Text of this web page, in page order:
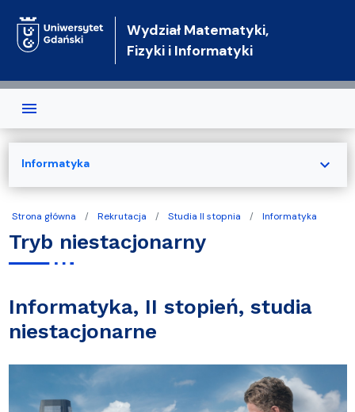
Wydział Matematyki,
Fizyki i Informatyki
Strona główna Rekrutacja Studia II stopnia Informatyka
Tryb niestacjonarny
Informatyka, II stopień, studia
niestacjonarne
Informatyka expand_more